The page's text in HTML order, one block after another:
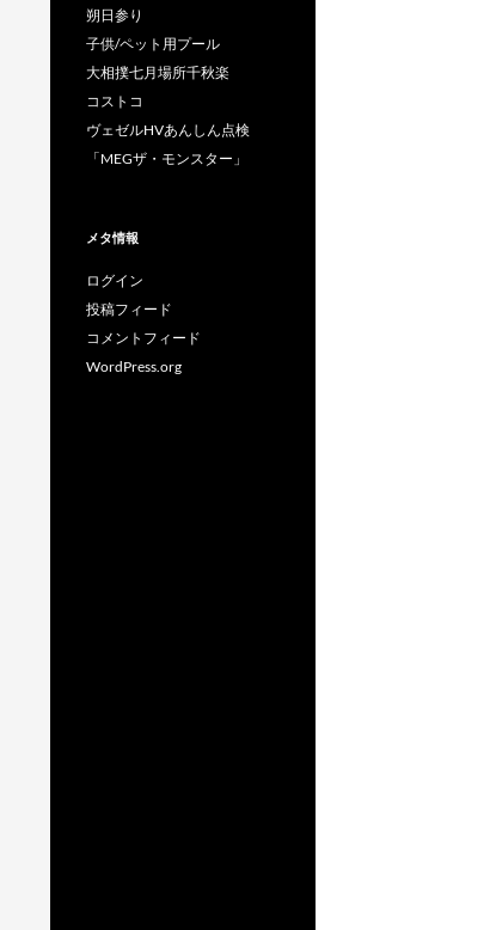
朔日参り
子供/ペット用プール
大相撲七月場所千秋楽
コストコ
ヴェゼルHVあんしん点検
「MEGザ・モンスター」
メタ情報
ログイン
投稿フィード
コメントフィード
WordPress.org